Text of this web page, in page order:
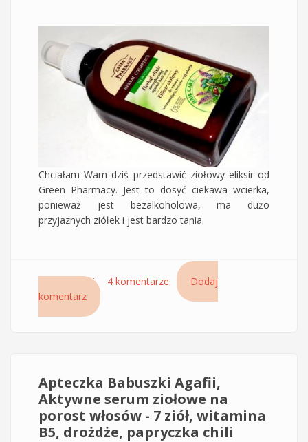
Chciałam Wam dziś przedstawić ziołowy eliksir od
Green Pharmacy. Jest to dosyć ciekawa wcierka,
ponieważ jest bezalkoholowa, ma dużo
przyjaznych ziółek i jest bardzo tania.
Czytaj dalejwpis Eliksir ziołowy wzmacniający włosy,
przeciw wypadaniu Green Pharmacy
4 komentarze
Dodaj
komentarz
Apteczka Babuszki Agafii,
Aktywne serum ziołowe na
porost włosów - 7 ziół, witamina
B5, drożdże, papryczka chili